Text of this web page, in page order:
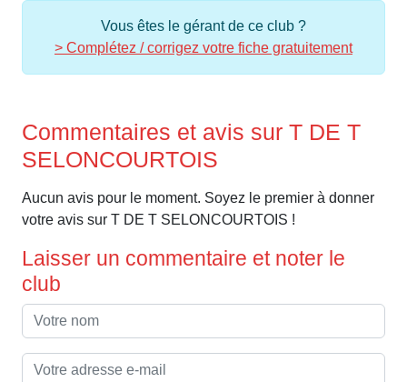
Vous êtes le gérant de ce club ?
> Complétez / corrigez votre fiche gratuitement
Commentaires et avis sur T DE T
SELONCOURTOIS
Aucun avis pour le moment. Soyez le premier à donner
votre avis sur T DE T SELONCOURTOIS !
Laisser un commentaire et noter le
club